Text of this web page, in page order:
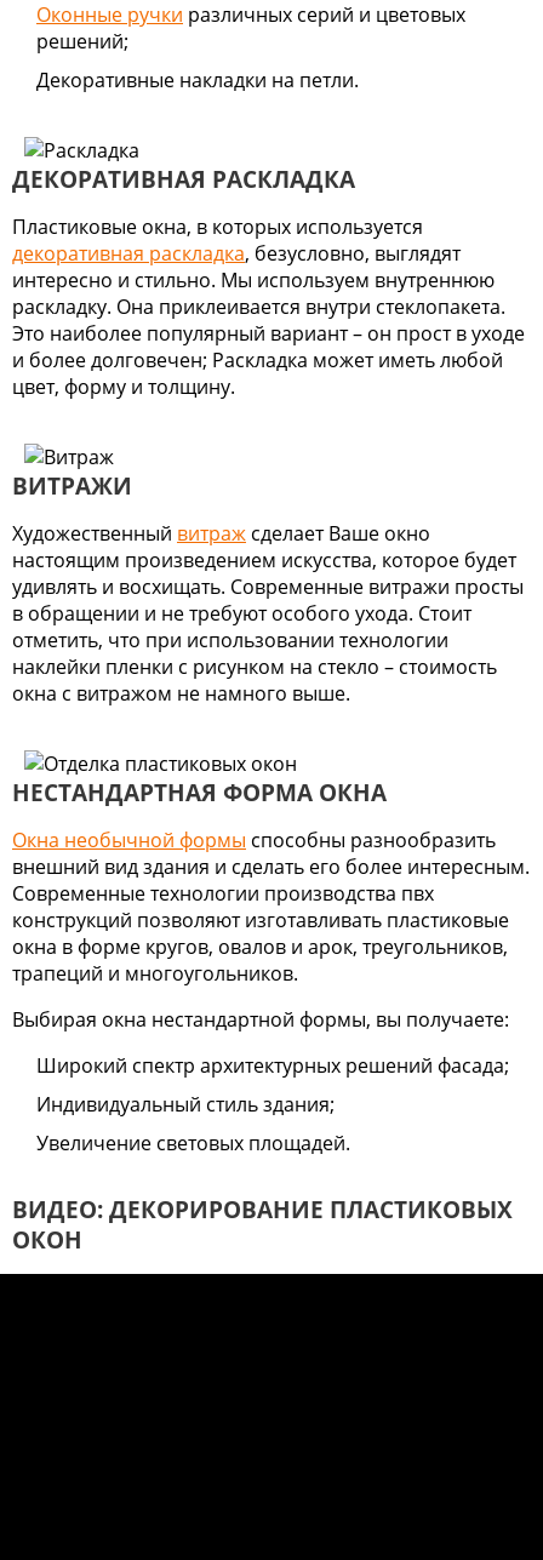
Оконные ручки различных серий и цветовых
решений;
Декоративные накладки на петли.
ДЕКОРАТИВНАЯ РАСКЛАДКА
Пластиковые окна, в которых используется
декоративная раскладка, безусловно, выглядят
интересно и стильно. Мы используем внутреннюю
раскладку. Она приклеивается внутри стеклопакета.
Это наиболее популярный вариант – он прост в уходе
и более долговечен; Раскладка может иметь любой
цвет, форму и толщину.
ВИТРАЖИ
Художественный витраж сделает Ваше окно
настоящим произведением искусства, которое будет
удивлять и восхищать. Современные витражи просты
в обращении и не требуют особого ухода. Стоит
отметить, что при использовании технологии
наклейки пленки с рисунком на стекло – стоимость
окна с витражом не намного выше.
НЕСТАНДАРТНАЯ ФОРМА ОКНА
Окна необычной формы способны разнообразить
внешний вид здания и сделать его более интересным.
Современные технологии производства пвх
конструкций позволяют изготавливать пластиковые
окна в форме кругов, овалов и арок, треугольников,
трапеций и многоугольников.
Выбирая окна нестандартной формы, вы получаете:
Широкий спектр архитектурных решений фасада;
Индивидуальный стиль здания;
Увеличение световых площадей.
ВИДЕО: ДЕКОРИРОВАНИЕ ПЛАСТИКОВЫХ
ОКОН